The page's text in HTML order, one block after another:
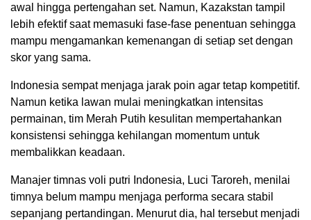
awal hingga pertengahan set. Namun, Kazakstan tampil
lebih efektif saat memasuki fase-fase penentuan sehingga
mampu mengamankan kemenangan di setiap set dengan
skor yang sama.
Indonesia sempat menjaga jarak poin agar tetap kompetitif.
Namun ketika lawan mulai meningkatkan intensitas
permainan, tim Merah Putih kesulitan mempertahankan
konsistensi sehingga kehilangan momentum untuk
membalikkan keadaan.
Manajer timnas voli putri Indonesia, Luci Taroreh, menilai
timnya belum mampu menjaga performa secara stabil
sepanjang pertandingan. Menurut dia, hal tersebut menjadi